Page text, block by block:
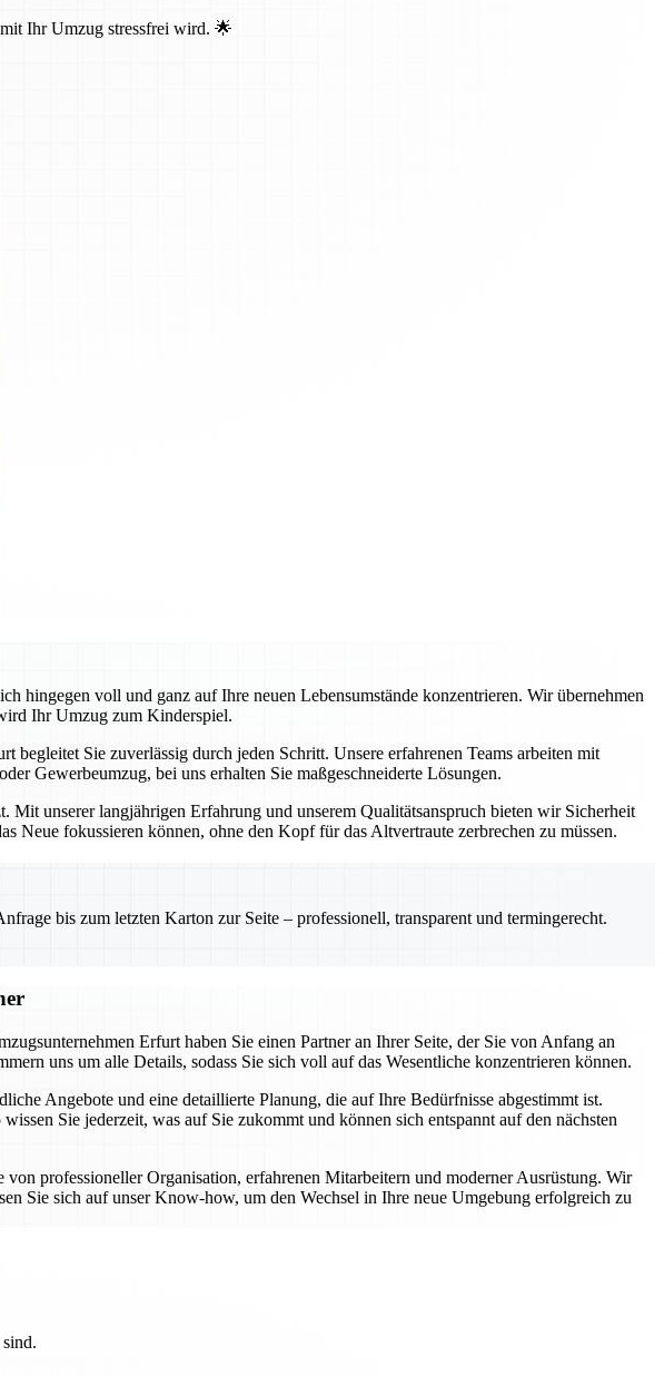
Ihr Umzug stressfrei wird. 🌟
voll und ganz auf Ihre neuen Lebensumstände konzentrieren. Wir übernehmen
Ihr Umzug zum Kinderspiel.
begleitet Sie zuverlässig durch jeden Schritt. Unsere erfahrenen Teams arbeiten mit
Gewerbeumzug, bei uns erhalten Sie maßgeschneiderte Lösungen.
unserer langjährigen Erfahrung und unserem Qualitätsanspruch bieten wir Sicherheit
Neue fokussieren können, ohne den Kopf für das Altvertraute zerbrechen zu müssen.
bis zum letzten Karton zur Seite – professionell, transparent und termingerecht.
Erfurt haben Sie einen Partner an Ihrer Seite, der Sie von Anfang an
uns um alle Details, sodass Sie sich voll auf das Wesentliche konzentrieren können.
Angebote und eine detaillierte Planung, die auf Ihre Bedürfnisse abgestimmt ist.
Sie jederzeit, was auf Sie zukommt und können sich entspannt auf den nächsten
professioneller Organisation, erfahrenen Mitarbeitern und moderner Ausrüstung. Wir
Sie sich auf unser Know-how, um den Wechsel in Ihre neue Umgebung erfolgreich zu